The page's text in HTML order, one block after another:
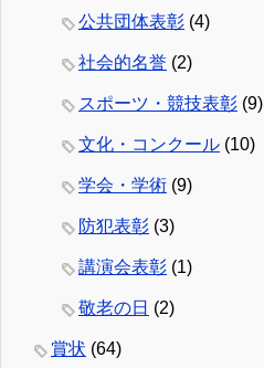
公共団体表彰 (4)
社会的名誉 (2)
スポーツ・競技表彰 (9)
文化・コンクール (10)
学会・学術 (9)
防犯表彰 (3)
講演会表彰 (1)
敬老の日 (2)
賞状 (64)